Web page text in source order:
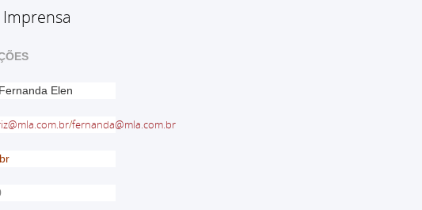
Elen
/fernanda@mla.com.br